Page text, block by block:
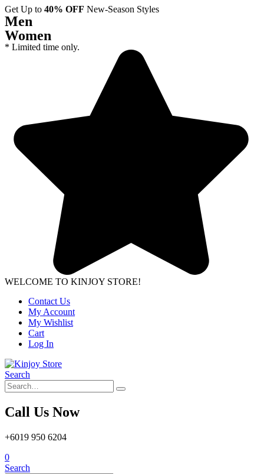
Get Up to 40% OFF New-Season Styles
Men
Women
* Limited time only.
WELCOME TO KINJOY STORE!
Contact Us
My Account
My Wishlist
Cart
Log In
Search
Call Us Now
+6019 950 6204
0
Search